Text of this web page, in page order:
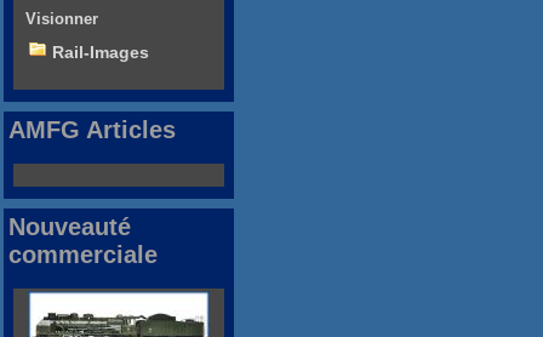
Visionner
Rail-Images
AMFG Articles
Nouveauté
commerciale